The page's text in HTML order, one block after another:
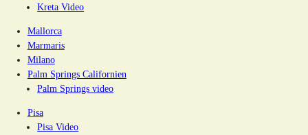
Kreta Video
Mallorca
Marmaris
Milano
Palm Springs Californien
Palm Springs video
Pisa
Pisa Video